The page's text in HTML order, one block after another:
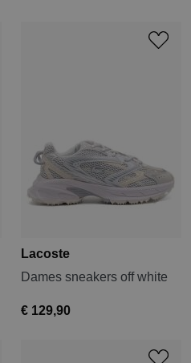
Lacoste
Dames sneakers off white
€ 129,90